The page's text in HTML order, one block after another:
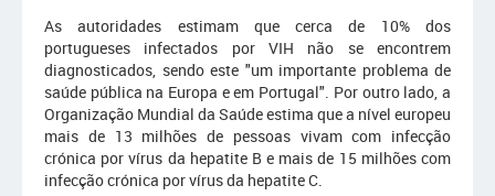
As autoridades estimam que cerca de 10% dos
portugueses infectados por VIH não se encontrem
diagnosticados, sendo este "um importante problema de
saúde pública na Europa e em Portugal". Por outro lado, a
Organização Mundial da Saúde estima que a nível europeu
mais de 13 milhões de pessoas vivam com infecção
crónica por vírus da hepatite B e mais de 15 milhões com
infecção crónica por vírus da hepatite C.